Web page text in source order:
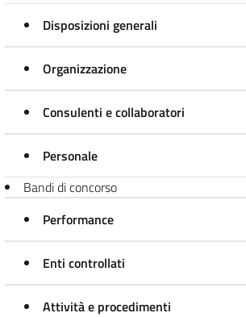
Disposizioni generali
Organizzazione
Consulenti e collaboratori
Personale
Bandi di concorso
Performance
Enti controllati
Attività e procedimenti